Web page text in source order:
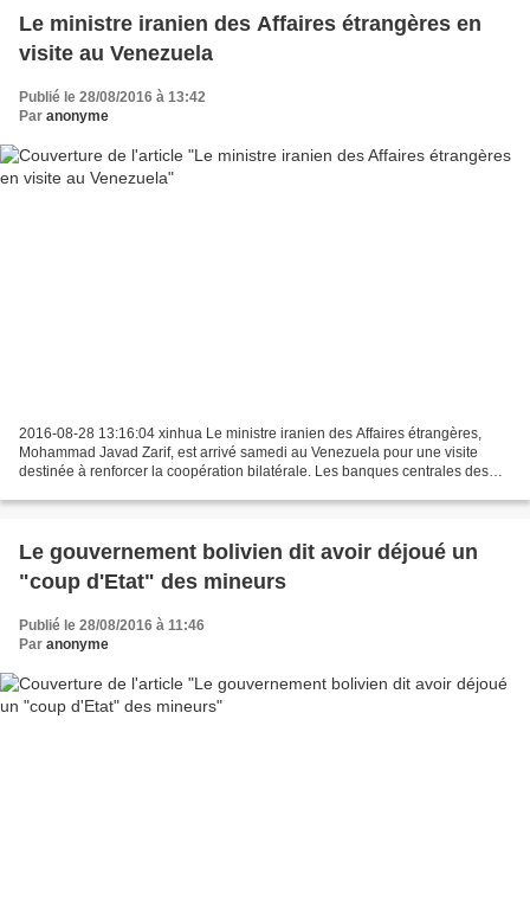
Le ministre iranien des Affaires étrangères en
visite au Venezuela
Publié le 28/08/2016 à 13:42
Par anonyme
2016-08-28 13:16:04 xinhua Le ministre iranien des Affaires étrangères,
Mohammad Javad Zarif, est arrivé samedi au Venezuela pour une visite
destinée à renforcer la coopération bilatérale. Les banques centrales des
Le gouvernement bolivien dit avoir déjoué un
"coup d'Etat" des mineurs
Publié le 28/08/2016 à 11:46
Par anonyme